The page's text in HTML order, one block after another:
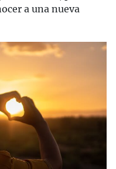
a una nueva